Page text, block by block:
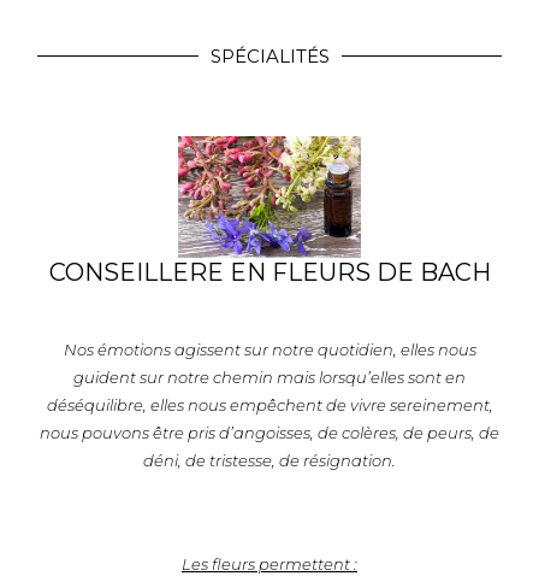
SPÉCIALITÉS
CONSEILLERE EN FLEURS DE BACH
Nos émotions agissent sur notre quotidien, elles nous
guident sur notre chemin mais lorsqu’elles sont en
déséquilibre, elles nous empêchent de vivre sereinement,
nous pouvons être pris d’angoisses, de colères, de peurs, de
déni, de tristesse, de résignation.
Les fleurs permettent :